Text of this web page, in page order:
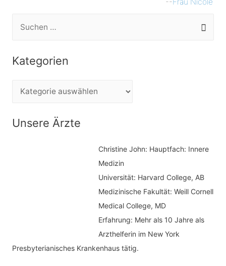
--Frau Nicole
Kategorien
tUnsere Ärzte
Christine John: Hauptfach: Innere
Medizin
Universität: Harvard College, AB
Medizinische Fakultät: Weill Cornell
Medical College, MD
Erfahrung: Mehr als 10 Jahre als
Arzthelferin im New York
Presbyterianisches Krankenhaus tätig.